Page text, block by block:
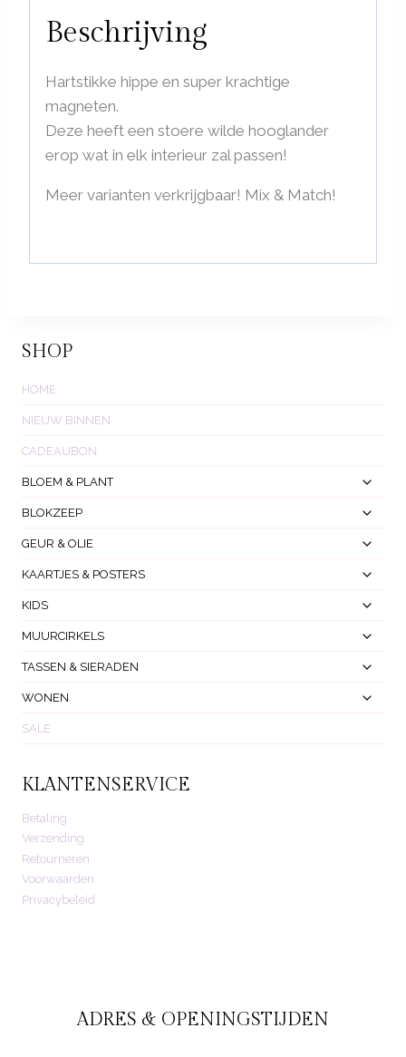
Beschrijving
Hartstikke hippe en super krachtige
magneten.
Deze heeft een stoere wilde hooglander
erop wat in elk interieur zal passen!
Meer varianten verkrijgbaar! Mix & Match!
SHOP
HOME
NIEUW BINNEN
CADEAUBON
BLOEM & PLANT
BLOKZEEP
GEUR & OLIE
KAARTJES & POSTERS
KIDS
MUURCIRKELS
TASSEN & SIERADEN
WONEN
SALE
KLANTENSERVICE
Betaling
Verzending
Retourneren
Voorwaarden
Privacybeleid
ADRES & OPENINGSTIJDEN